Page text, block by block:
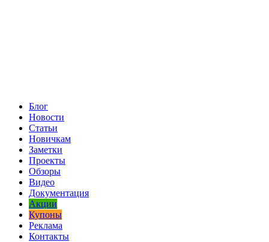
Блог
Новости
Статьи
Новичкам
Заметки
Проекты
Обзоры
Видео
Документация
Акции
Купоны
Реклама
Контакты